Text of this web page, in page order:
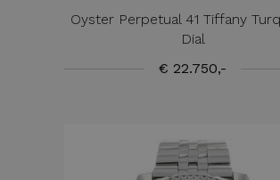
Oyster Perpetual 41 Tiffany
Dial
€ 22.750,-